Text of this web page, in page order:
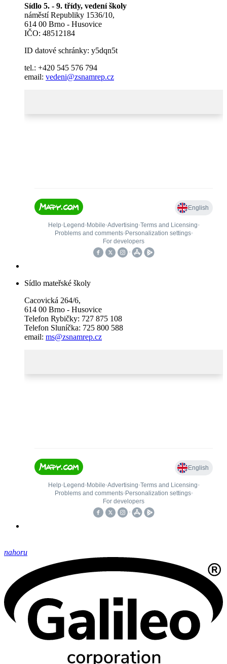
Sídlo 5. - 9. třídy, vedení školy
náměstí Republiky 1536/10,
614 00 Brno - Husovice
IČO: 48512184
ID datové schránky: y5dqn5t
tel.: +420 545 576 794
email: vedeni@zsnamrep.cz
Sídlo mateřské školy
Cacovická 264/6,
614 00 Brno - Husovice
Telefon Rybičky: 727 875 108
Telefon Sluníčka: 725 800 588
email: ms@zsnamrep.cz
nahoru